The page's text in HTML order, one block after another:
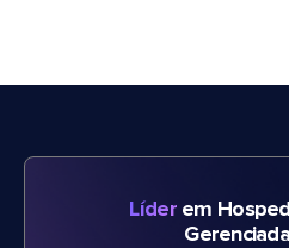
Líderem